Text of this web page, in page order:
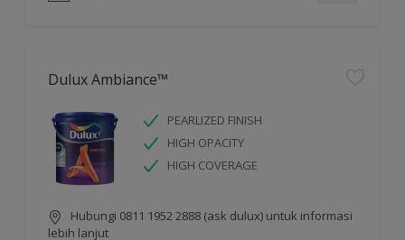
Dulux Ambiance™
PEARLIZED FINISH
HIGH OPACITY
HIGH COVERAGE
Hubungi 0811 1952 2888 (ask dulux) untuk informasi
lebih lanjut